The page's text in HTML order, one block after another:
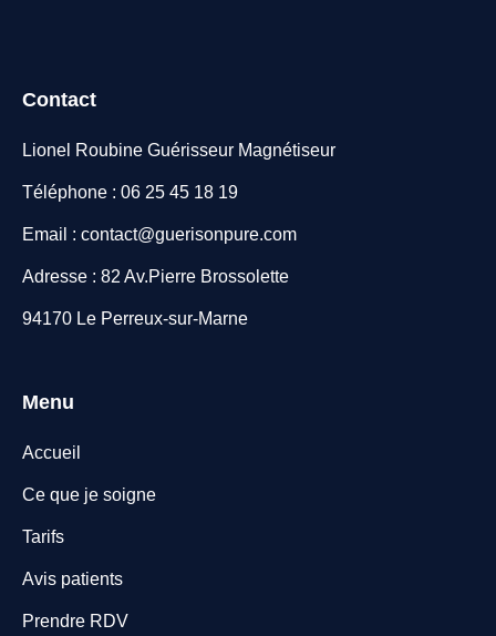
Contact
Lionel Roubine Guérisseur Magnétiseur
Téléphone : 06 25 45 18 19
Email : contact@guerisonpure.com
Adresse : 82 Av.Pierre Brossolette
94170 Le Perreux-sur-Marne
Menu
Accueil
Ce que je soigne
Tarifs
Avis patients
Prendre RDV